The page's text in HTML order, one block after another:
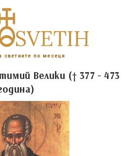
светиите по месеци
Велики († 377 - 473